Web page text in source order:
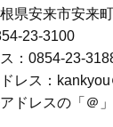
県安来市安来
23-3100
：0854-23-
レス：
アドレスの「＠